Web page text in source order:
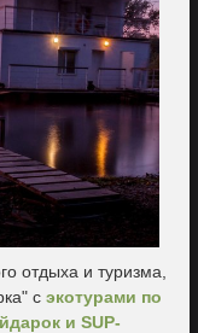
отдыха и туризма,
с экотурами по
и SUP-